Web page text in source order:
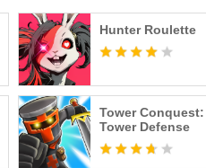
Hunter Roulette
Tower Conquest:
Tower Defense